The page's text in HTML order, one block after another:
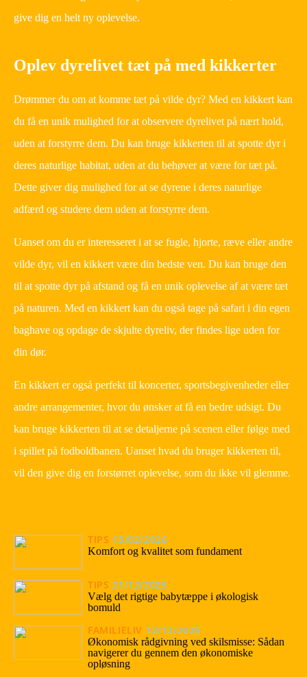
give dig en helt ny oplevelse.
Oplev dyrelivet tæt på med kikkerter
Drømmer du om at komme tæt på vilde dyr? Med en kikkert kan
du få en unik mulighed for at observere dyrelivet på nært hold,
uden at forstyrre dem. Du kan bruge kikkerten til at spotte dyr i
deres naturlige habitat, uden at du behøver at være for tæt på.
Dette giver dig mulighed for at se dyrene i deres naturlige
adfærd og studere dem uden at forstyrre dem.
Uanset om du er interesseret i at se fugle, hjorte, ræve eller andre
vilde dyr, vil en kikkert være din bedste ven. Du kan bruge den
til at spotte dyr på afstand og få en unik oplevelse af at være tæt
på naturen. Med en kikkert kan du også tage på safari i din egen
baghave og opdage de skjulte dyreliv, der findes lige uden for
din dør.
En kikkert er også perfekt til koncerter, sportsbegivenheder eller
andre arrangementer, hvor du ønsker at få en bedre udsigt. Du
kan bruge kikkerten til at se detaljerne på scenen eller følge med
i spillet på fodboldbanen. Uanset hvad du bruger kikkerten til,
vil den give dig en forstørret oplevelse, som du ikke vil glemme.
TIPS 15/02/2026
Komfort og kvalitet som fundament
TIPS 21/12/2025
Vælg det rigtige babytæppe i økologisk
bomuld
FAMILIELIV 12/12/2025
Økonomisk rådgivning ved skilsmisse: Sådan
navigerer du gennem den økonomiske
opløsning